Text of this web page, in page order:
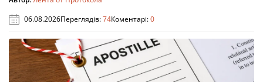
06.08.2026Переглядів:74Коментарі:0